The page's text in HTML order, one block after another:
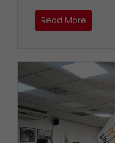
Read More